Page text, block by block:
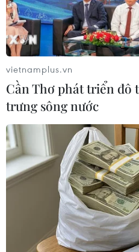
#chứng khoán toàn cầu
#Cục Dự trữ Liên bang Mỹ
vietnamplus.vn
Cần Thơ phát triển đô
trưng sông nước